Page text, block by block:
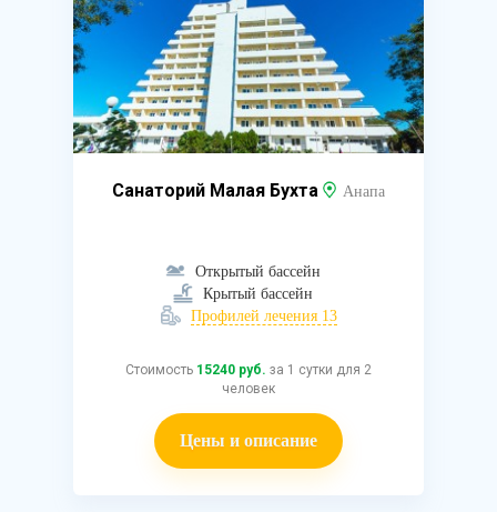
Санаторий Малая Бухта Анапа
Открытый бассейн
Крытый бассейн
Профилей лечения 13
Стоимость 15240 руб. за 1 сутки для 2
человек
Цены и описание